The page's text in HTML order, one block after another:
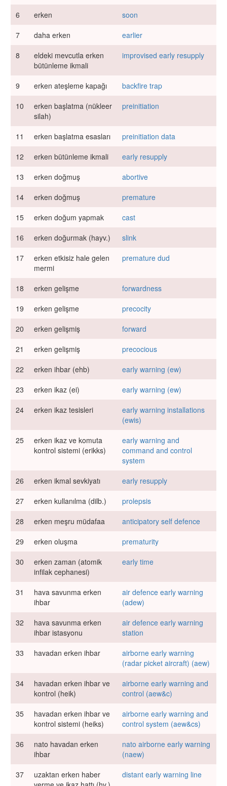
6
erken
soon
7
daha erken
earlier
8
eldeki mevcutla erken
bütünleme ikmali
improvised early resupply
9 erken ateşleme kapağı
backfire trap
10
erken başlatma (nükleer
silah)
preinitiation
11 erken başlatma esasları
preinitiation data
12
erken bütünleme ikmali
early resupply
13
erken doğmuş
abortive
14
erken doğmuş
premature
15
erken doğum yapmak
cast
16
erken doğurmak (hayv.)
slink
17
erken etkisiz hale gelen
mermi
premature dud
18 erken gelişme
forwardness
19
erken gelişme
precocity
20
erken gelişmiş
forward
21
erken gelişmiş
precocious
22
erken ihbar (ehb)
early warning (ew)
23
erken ikaz (ei)
early warning (ew)
24
erken ikaz tesisleri
early warning installations
(ewis)
25
erken ikaz ve komuta
kontrol sistemi (erikks)
early warning and
command and control
system
26
erken ikmal sevkiyatı
early resupply
27
erken kullanılma (dilb.)
prolepsis
28
erken meşru müdafaa
anticipatory self defence
29
erken oluşma
prematurity
30
erken zaman (atomik
infilak cephanesi)
early time
31
hava savunma erken
ihbar
air defence early warning
(adew)
32
hava savunma erken
ihbar istasyonu
air defence early warning
station
33
havadan erken ihbar
airborne early warning
(radar picket aircraft) (aew)
34
havadan erken ihbar ve
kontrol (heik)
airborne early warning and
control (aew&c)
35
havadan erken ihbar ve
kontrol sistemi (heiks)
airborne early warning and
control system (aew&cs)
36
nato havadan erken
ihbar
nato airborne early warning
(naew)
37
uzaktan erken haber
distant early warning line